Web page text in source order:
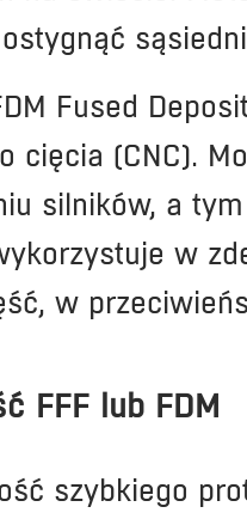
Fused
cięcia (CNC).
silników, a
w
w
FFF lub FDM
szybkiego